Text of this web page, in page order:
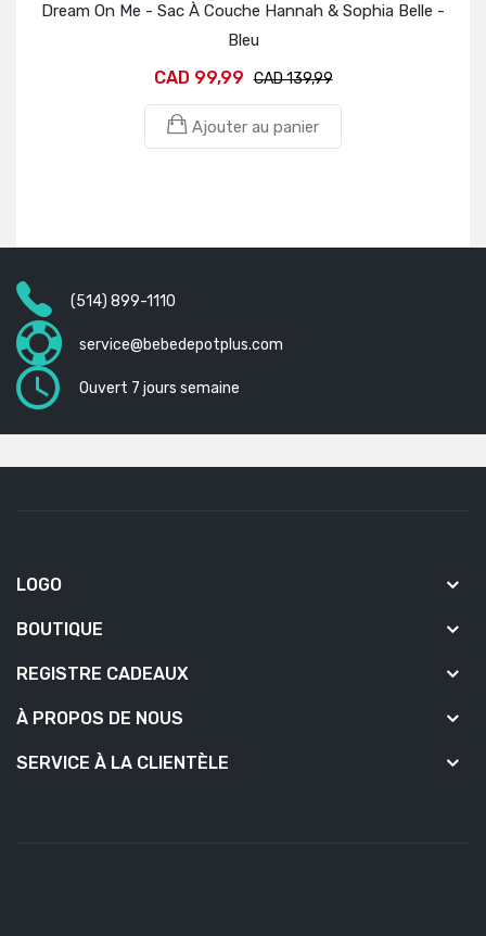
Dream On Me - Sac À Couche Hannah & Sophia Belle -
Bleu
CAD 99,99 CAD 139,99
Ajouter au panier
(514) 899-1110
service@bebedepotplus.com
Ouvert 7 jours semaine
LOGO
BOUTIQUE
REGISTRE CADEAUX
À PROPOS DE NOUS
SERVICE À LA CLIENTÈLE